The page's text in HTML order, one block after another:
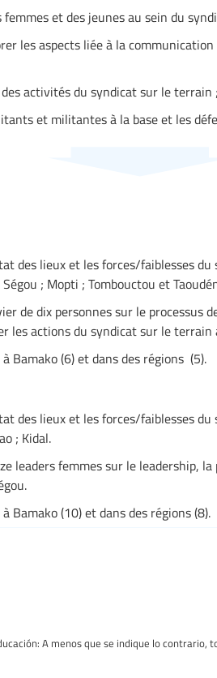
et des jeunes au sein du
les aspects liée à la
activités du syndicat sur le terrain
et militantes à la base et les
des lieux et les forces/faiblesses
; Mopti ; Tombouctou et
de dix personnes sur le processus
les actions du syndicat sur le terrain
Bamako (6) et dans des régions (5).
des lieux et les forces/faiblesses
; Kidal.
leaders femmes sur le leadership,
Bamako (10) et dans des régions (8).
A menos que se indique lo